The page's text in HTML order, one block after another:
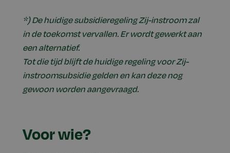
*) De huidige subsidieregeling Zij-instroom zal
in de toekomst vervallen. Er wordt gewerkt aan
een alternatief.
Tot die tijd blijft de huidige regeling voor Zij-
instroomsubsidie gelden en kan deze nog
gewoon worden aangevraagd.
Voor wie?